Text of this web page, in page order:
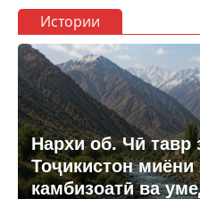
Истории
Нархи об. Чӣ тавр
Тоҷикистон
камбизоатӣ ва